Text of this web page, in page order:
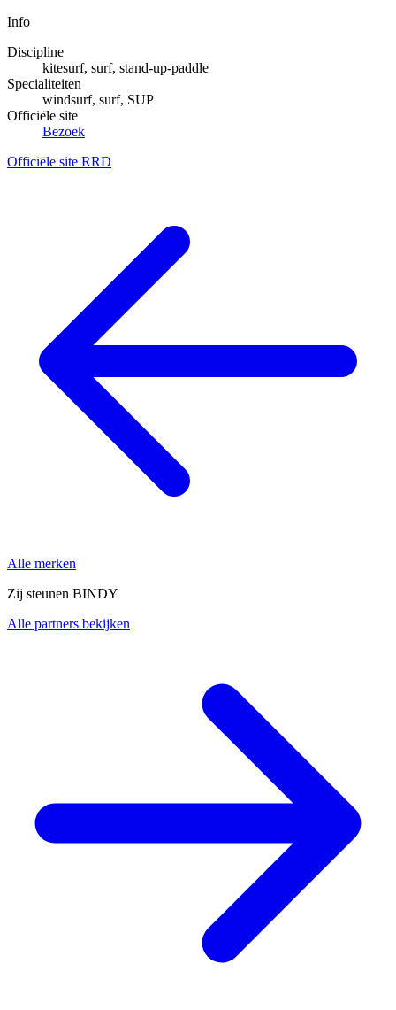
Info
Discipline
kitesurf, surf, stand-up-paddle
Specialiteiten
windsurf, surf, SUP
Officiële site
Bezoek
Officiële site RRD
Alle merken
Zij steunen BINDY
Alle partners bekijken